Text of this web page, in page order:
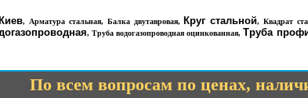
, Арматура стальная, Балка двутавровая, Круг стальной, Квадрат
, Труба водогазопроводная оцинкованная, Труба
По всем вопросам по ценах,